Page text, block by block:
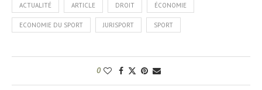
ACTUALITÉ ARTICLE DROIT ÉCONOMIE
ECONOMIE DU SPORT JURISPORT SPORT
0